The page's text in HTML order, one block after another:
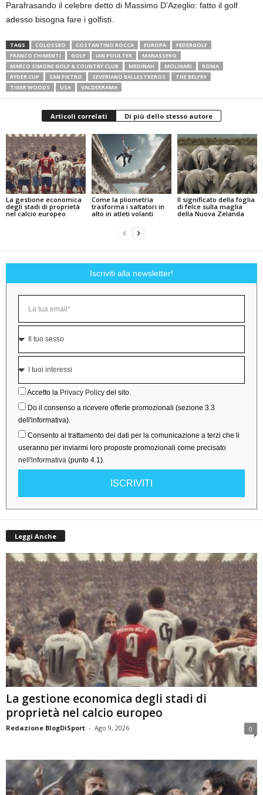
Parafrasando il celebre detto di Massimo D’Azeglio: fatto il golf
adesso bisogna fare i golfisti.
TAGS COLOSSEO COSTANTINO ROCCA EUROPA
FEDERGOLF
FRANCO CHIMENTI
GOLF IAN POULTER
MANASSERO
MARCO SIMONE GOLF & COUNTRY CLUB
MEDINAH MOLINARI
ROMA
RYDER CUP
SAN PIETRO SEVERIANO BALLESTREROS
THE BELFRY
TIGER WOODS
USA VALDERRAMA
Articoli correlati Di più dello stesso autore
La gestione economica
degli stadi di proprietà
nel calcio europeo
Come la pliometria
trasforma i saltatori in
alto in atleti volanti
Il significato della foglia
di felce sulla maglia
della Nuova Zelanda
Iscriviti alla newsletter!
Accetto la Privacy Policy del sito.
Do il consenso a ricevere offerte promozionali (sezione 3.3
dell'informativa).
Consento al trattamento dei dati per la comunicazione a terzi che li
useranno per inviarmi loro proposte promozionali come precisato
nell'informativa (punto 4.1).
ISCRIVITI
Leggi Anche
La gestione economica degli stadi di
proprietà nel calcio europeo
Redazione BlogDiSport - Ago 9, 2026 0